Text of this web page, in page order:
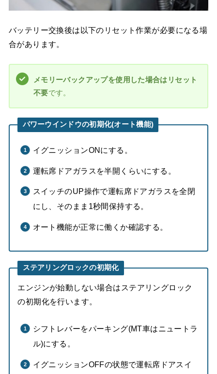
バッテリー交換後は以下のリセット作業が必要になる場
合があります。
メモリーバックアップを使用した場合はリセット
不要です。
パワーウインドウの初期化(オート機能)
イグニッションONにする。
運転席ドアガラスを半開くらいにする。
スイッチのUP操作で運転席ドアガラスを全閉
にし、そのまま1秒間保持する。
オート機能が正常に働くか確認する。
ステアリングロックの初期化
エンジンが始動しない場合はステアリングロック
の初期化を行います。
シフトレバーをパーキング(MT車はニュートラ
ル)にする。
イグニッションOFFの状態で運転席ドアスイ